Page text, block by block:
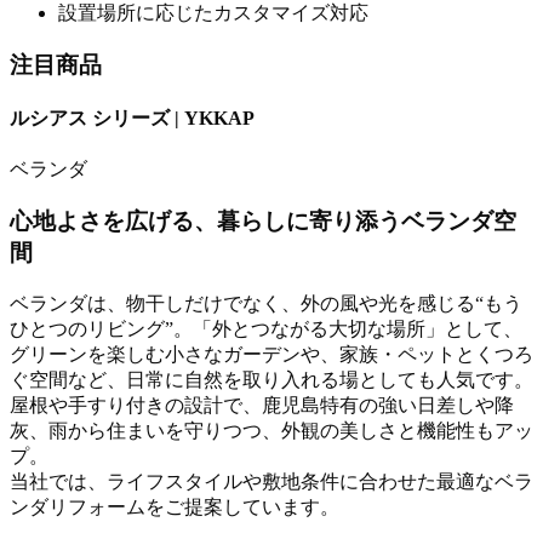
設置場所に応じたカスタマイズ対応
注目商品
ルシアス シリーズ | YKKAP
ベランダ
心地よさを広げる、暮らしに寄り添うベランダ空
間
ベランダは、物干しだけでなく、外の風や光を感じる“もう
ひとつのリビング”。「外とつながる大切な場所」として、
グリーンを楽しむ小さなガーデンや、家族・ペットとくつろ
ぐ空間など、日常に自然を取り入れる場としても人気です。
屋根や手すり付きの設計で、鹿児島特有の強い日差しや降
灰、雨から住まいを守りつつ、外観の美しさと機能性もアッ
プ。
当社では、ライフスタイルや敷地条件に合わせた最適なベラ
ンダリフォームをご提案しています。